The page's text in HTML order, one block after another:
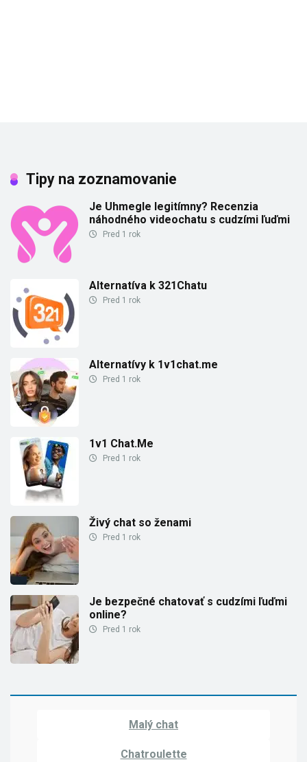
Tipy na zoznamovanie
Je Uhmegle legitímny? Recenzia
náhodného videochatu s cudzími ľuďmi
Pred 1 rok
Alternatíva k 321Chatu
Pred 1 rok
Alternatívy k 1v1chat.me
Pred 1 rok
1v1 Chat.Me
Pred 1 rok
Živý chat so ženami
Pred 1 rok
Je bezpečné chatovať s cudzími ľuďmi
online?
Pred 1 rok
Malý chat
Chatroulette